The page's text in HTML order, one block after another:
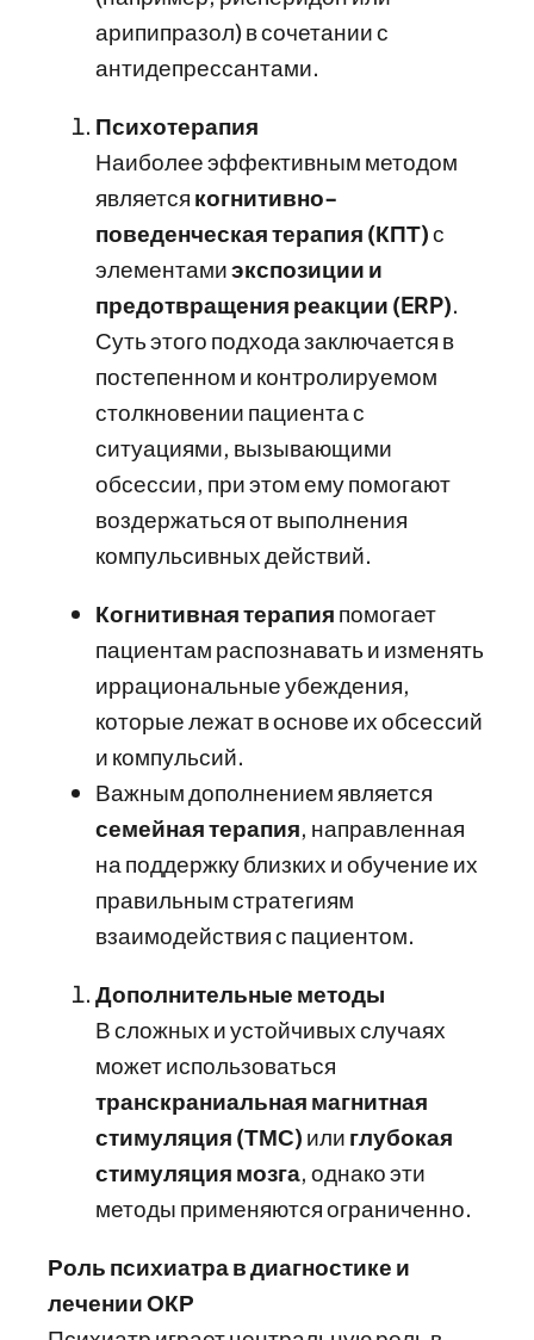
арипипразол) в сочетании с
антидепрессантами.
Психотерапия
Наиболее эффективным методом
является когнитивно-
поведенческая терапия (КПТ)с
элементамиэкспозиции и
предотвращения реакции (ERP).
Суть этого подхода заключается в
постепенном и контролируемом
столкновении пациента с
ситуациями, вызывающими
обсессии, при этом ему помогают
воздержаться от выполнения
компульсивных действий.
Когнитивная терапия помогает
пациентам распознавать и изменять
иррациональные убеждения,
которые лежат в основе их обсессий
и компульсий.
Важным дополнением является
семейная терапия, направленная
на поддержку близких и обучение их
правильным стратегиям
взаимодействия с пациентом.
Дополнительные методы
В сложных и устойчивых случаях
может использоваться
транскраниальная магнитная
стимуляция (ТМС) или глубокая
стимуляция мозга, однако эти
методы применяются ограниченно.
Роль психиатра в диагностике и
лечении ОКР